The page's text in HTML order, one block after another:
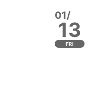
01/
13
FRI